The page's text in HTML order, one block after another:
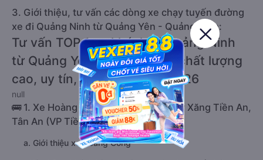
3. Giới thiệu, tư vấn các dòng xe chạy tuyến đường
xe đi Quảng Ninh từ Quảng Yên - Quảng Ninh:
Tư vấn TOP 1 xe khách đi Quảng Ninh
từ Quảng Yên - Quảng Ninh chất lượng
cao, uy tín, giá rẻ nhất 08/2026
null
🚌 1. Xe Hoàng Công khởi hành tại Cây Xăng Tiền An,
Tân An (VP Tiền An)
a. Giới thiệu xe Hoàng Công